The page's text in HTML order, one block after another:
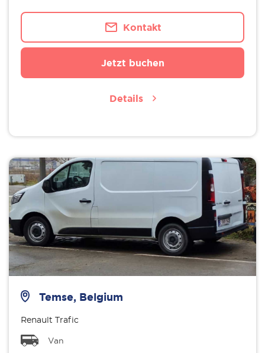
Kontakt
Jetzt buchen
Details
Temse, Belgium
Renault Trafic
Van